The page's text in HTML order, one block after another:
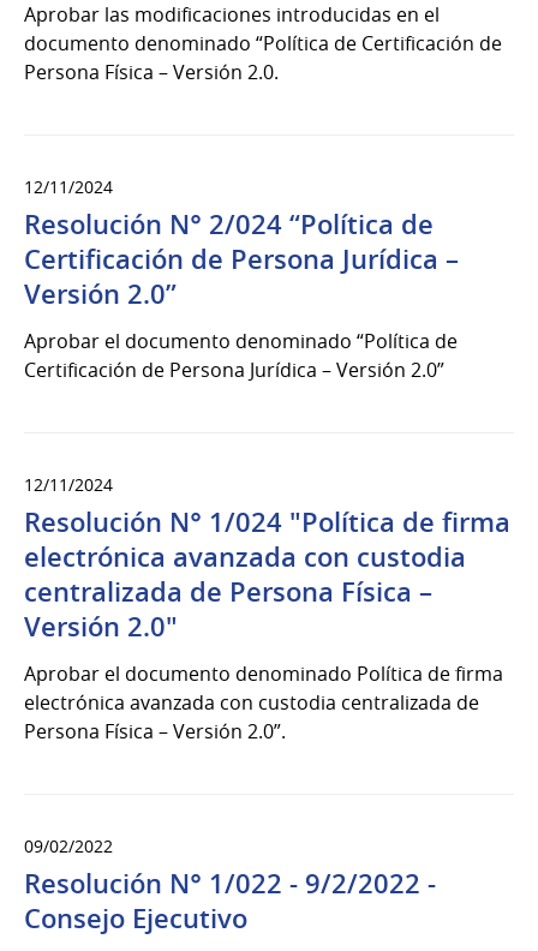
Aprobar las modificaciones introducidas en el
documento denominado “Política de Certificación de
Persona Física – Versión 2.0.
12/11/2024
Resolución N° 2/024 “Política de
Certificación de Persona Jurídica –
Versión 2.0”
Aprobar el documento denominado “Política de
Certificación de Persona Jurídica – Versión 2.0”
12/11/2024
Resolución N° 1/024 "Política de firma
electrónica avanzada con custodia
centralizada de Persona Física –
Versión 2.0"
Aprobar el documento denominado Política de firma
electrónica avanzada con custodia centralizada de
Persona Física – Versión 2.0”.
09/02/2022
Resolución N° 1/022 - 9/2/2022 -
Consejo Ejecutivo